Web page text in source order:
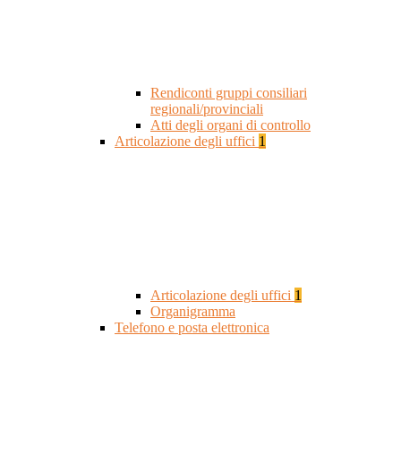
Rendiconti gruppi consiliari
regionali/provinciali
Atti degli organi di controllo
Articolazione degli uffici 1
Articolazione degli uffici 1
Organigramma
Telefono e posta elettronica